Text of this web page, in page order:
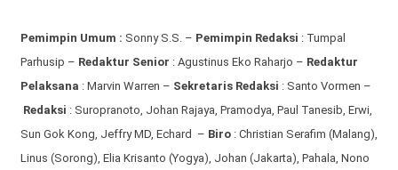
Pemimpin Umum : Sonny S.S. – Pemimpin Redaksi : Tumpal
Parhusip – Redaktur Senior : Agustinus Eko Raharjo – Redaktur
Pelaksana : Marvin Warren – Sekretaris Redaksi : Santo Vormen –
Redaksi : Suropranoto, Johan Rajaya, Pramodya, Paul Tanesib, Erwi,
Sun Gok Kong, Jeffry MD, Echard – Biro: Christian Serafim (Malang),
Linus (Sorong), Elia Krisanto (Yogya), Johan (Jakarta), Pahala, Nono